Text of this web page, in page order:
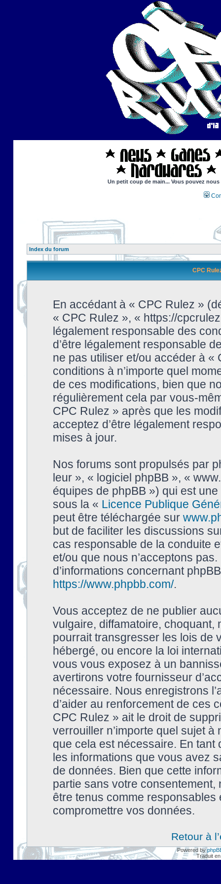
Un petit coup de main... Vous pouvez
Index du forum
CPC
En accédant à « CPC Rulez »
« CPC Rulez », « https://
légalement responsable des
d’être légalement responsable
ne pas utiliser et/ou accéder à
conditions à n’importe quel
de ces modifications, bien que
régulièrement cela par vous-
CPC Rulez » après que les
acceptez d’être légalement
mises à jour.
Nos forums sont propulsés par
leur », « logiciel phpBB », «
équipes de phpBB ») qui est
sous la « Licence Publique
peut être téléchargée sur
but de faciliter les discussions
cas responsable de la conduite
et/ou que nous n’acceptons
d’informations concernant
https://www.phpbb.com/.
Vous acceptez de ne publier
vulgaire, diffamatoire, choquant,
pourrait transgresser les lois de
hébergé, ou encore la loi
vous vous exposez à un
avertirons votre fournisseur
nécessaire. Nous enregistrons
d’aider au renforcement de ces
CPC Rulez » ait le droit de
verrouiller n’importe quel sujet à
que cela est nécessaire. En tant
les informations que vous avez
de données. Bien que cette
partie sans votre
être tenus comme
compromettre vos données.
Retour à
Powered by
Traduit